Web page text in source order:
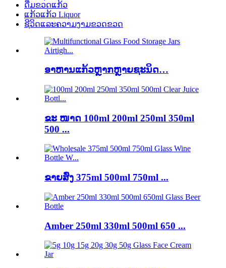
ດື່ມຂວດແກ້ວ
ແກ້ວແກ້ວ Liquor
ຊີວິດແລະຄວາມງາມຂວດຂວດ
ອາຫານແກ້ວຫຼາກຫຼາຍຊະນິດ…
ຂະ ໜາດ 100ml 200ml 250ml 350ml
500 ...
ຂາຍສົ່ງ 375ml 500ml 750ml ...
Amber 250ml 330ml 500ml 650 ...